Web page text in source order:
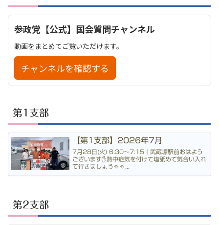
参政党【公式】国会質問チャンネル
動画をまとめてご覧いただけます。
チャンネルを確認する
第1支部
【第1支部】2026年7月
7月28日(火) 6:30〜7:15｜武蔵塚駅前おはよう
ございます✋熱中症気を付けて塩舐めて気合い入れ
て行きましょう👊👊...
第2支部